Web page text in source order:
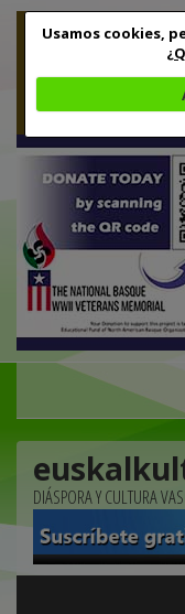
Usamos cookies,
DIÁSPORA Y CULTURA